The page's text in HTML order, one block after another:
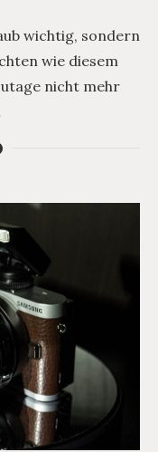
wichtig, sondern
wie diesem
nicht mehr